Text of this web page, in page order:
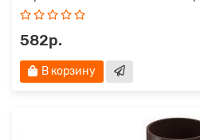
582р.
В корзину